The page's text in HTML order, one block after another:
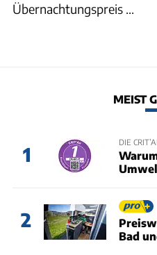
Übernachtungspreis ...
MEIST
1
DIE
2
Bad